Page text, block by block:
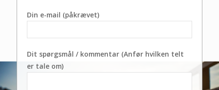
Din e-mail (påkrævet)
Dit spørgsmål / kommentar (Anfør hvilken telt
er tale om)